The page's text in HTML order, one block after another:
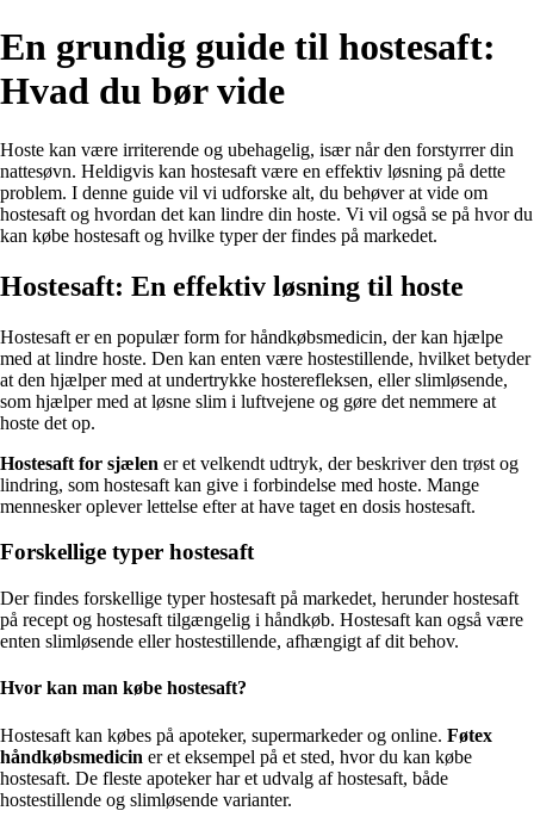
En grundig guide til hostesaft:
Hvad du bør vide
Hoste kan være irriterende og ubehagelig, især når den forstyrrer din
nattesøvn. Heldigvis kan hostesaft være en effektiv løsning på dette
problem. I denne guide vil vi udforske alt, du behøver at vide om
hostesaft og hvordan det kan lindre din hoste. Vi vil også se på hvor du
kan købe hostesaft og hvilke typer der findes på markedet.
Hostesaft: En effektiv løsning til hoste
Hostesaft er en populær form for håndkøbsmedicin, der kan hjælpe
med at lindre hoste. Den kan enten være hostestillende, hvilket betyder
at den hjælper med at undertrykke hosterefleksen, eller slimløsende,
som hjælper med at løsne slim i luftvejene og gøre det nemmere at
hoste det op.
Hostesaft for sjælen er et velkendt udtryk, der beskriver den trøst og
lindring, som hostesaft kan give i forbindelse med hoste. Mange
mennesker oplever lettelse efter at have taget en dosis hostesaft.
Forskellige typer hostesaft
Der findes forskellige typer hostesaft på markedet, herunder hostesaft
på recept og hostesaft tilgængelig i håndkøb. Hostesaft kan også være
enten slimløsende eller hostestillende, afhængigt af dit behov.
Hvor kan man købe hostesaft?
Hostesaft kan købes på apoteker, supermarkeder og online. Føtex
håndkøbsmedicin er et eksempel på et sted, hvor du kan købe
hostesaft. De fleste apoteker har et udvalg af hostesaft, både
hostestillende og slimløsende varianter.